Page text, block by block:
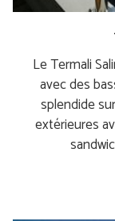
Le Termali
avec des
splendide
extérieures